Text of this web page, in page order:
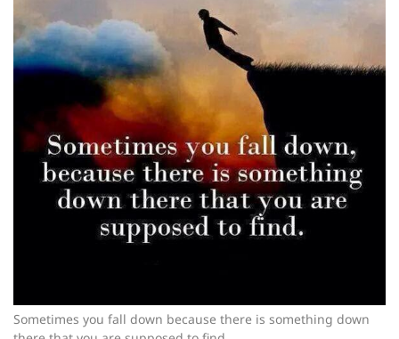
Sometimes you fall down because there is something down